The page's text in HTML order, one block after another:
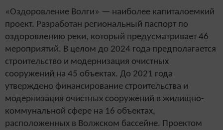
«Оздоровление Волги» — наиболее капиталоемкий
проект. Разработан региональный паспорт по
оздоровлению реки, который предусматривает 46
мероприятий. В целом до 2024 года предполагается
строительство и модернизация очистных
сооружений на 45 объектах. До 2021 года
утверждено финансирование строительства и
модернизация очистных сооружений в жилищно-
коммунальной сфере на 16 объектах,
расположенных в Волжском бассейне. Проектом